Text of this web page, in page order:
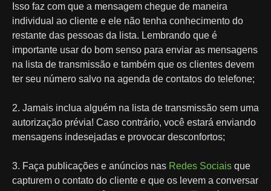
Isso faz com que a mensagem chegue de maneira
individual ao cliente e ele não tenha conhecimento do
restante das pessoas da lista. Lembrando que é
importante usar do bom senso para enviar as mensagens
na lista de transmissão e também que os clientes devem
ter seu número salvo na agenda de contatos do telefone;
2. Jamais inclua alguém na lista de transmissão sem uma
autorização prévia! Caso contrário, você estará enviando
mensagens indesejadas e provocar desconfortos;
3. Faça publicações e anúncios nas Redes Sociais que
capturem o contato do cliente e que os levem a conversar